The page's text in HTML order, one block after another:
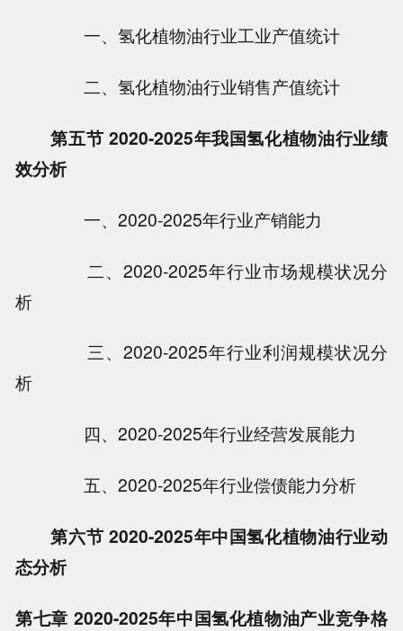
一、氢化植物油行业工业产值统计
二、氢化植物油行业销售产值统计
第五节 2020-2025年我国氢化植物油行业绩
效分析
一、2020-2025年行业产销能力
二、2020-2025年行业市场规模状况分
析
三、2020-2025年行业利润规模状况分
析
四、2020-2025年行业经营发展能力
五、2020-2025年行业偿债能力分析
第六节 2020-2025年中国氢化植物油行业动
态分析
第七章 2020-2025年中国氢化植物油产业竞争格